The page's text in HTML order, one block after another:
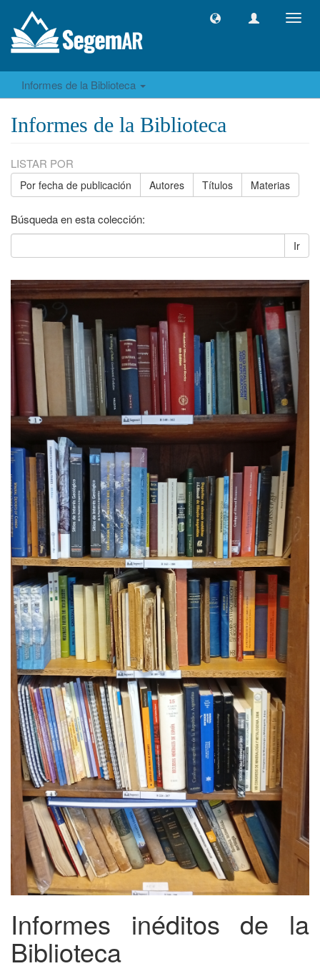
Informes de la Biblioteca
Informes de la Biblioteca
LISTAR POR
Por fecha de publicación Autores Títulos Materias
Búsqueda en esta colección:
Ir
Informes inéditos de la
Biblioteca